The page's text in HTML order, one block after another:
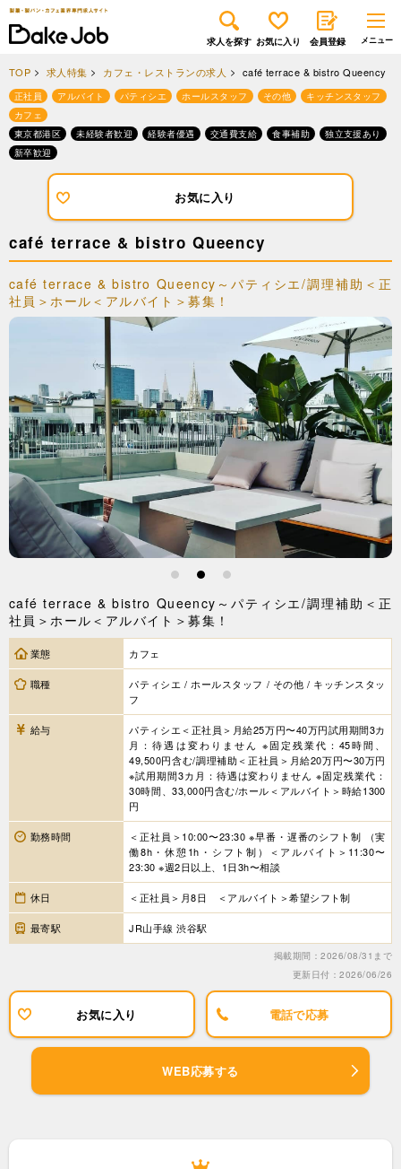
求人を探す お気に入り 会員登録
TOP 求人特集 カフェ・レストランの求人 café terrace & bistro Queency
正社員 アルバイト パティシエ ホールスタッフ その他
キッチンスタッフ
カフェ
東京都港区
未経験者歓迎 経験者優遇 交通費支給 食事補助
独立支援あり
新卒歓迎
お気に入り
café terrace & bistro Queency
café terrace & bistro Queency～パティシエ/調理補助＜正
社員＞ホール＜アルバイト＞募集！
1 2 3
café terrace & bistro Queency～パティシエ/調理補助＜正
社員＞ホール＜アルバイト＞募集！
業態 カフェ
職種
パティシエ / ホールスタッフ / その他 / キッチンスタッ
フ
給与
パティシエ＜正社員＞月給25万円〜40万円試用期間3カ
月：待遇は変わりません ※固定残業代：45時間、
49,500円含む/調理補助＜正社員＞月給20万円〜30万円
※試用期間3カ月：待遇は変わりません ※固定残業代：
30時間、33,000円含む/ホール＜アルバイト＞時給1300
円
勤務時間
＜正社員＞10:00〜23:30 ※早番・遅番のシフト制 （実
働8h・休憩1h・シフト制）＜アルバイト＞11:30〜
23:30 ※週2日以上、1日3h〜相談
休日 ＜正社員＞月8日 ＜アルバイト＞希望シフト制
最寄駅 JR山手線 渋谷駅
掲載期間：2026/08/31まで
更新日付：2026/06/26
お気に入り 電話で応募
WEB応募する